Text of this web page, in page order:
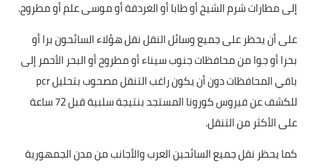
إلى مطارات شرم الشيخ أو طابا أو الغردقة أو موسى علم أو مطروح.
على أن يحظر على جميع وسائل النقل نقل هؤلاء السائحون برا أو
بحرا أو جوا من محافظات جنوب سيناء أو مطروح أو البحر الأحمر إلى
باقي المحافظات دون أن يكون راغب التنقل مصحوب بتحليل pcr
للكشف عن فيروس كورونا المستجد بنتيجة سلبية قبل 72 ساعة
على الأكثر من التنقل.
كما يحظر نقل جميع السائحين العرب والأجانب من مدن الجمهورية